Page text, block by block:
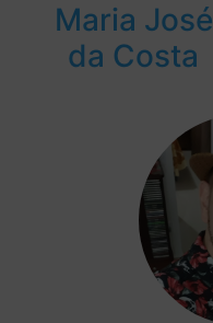
Maria José
da Costa